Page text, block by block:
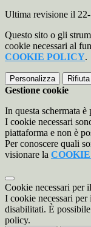
Ultima revisione il
Questo sito o gli
cookie necessari al
COOKIE POLICY.
Personalizza
Gestione cookie
In questa schermata
I cookie necessari
piattaforma e non è
Per conoscere quali
visionare la
Cookie necessari per
I cookie necessari per
disabilitati. È
policy.